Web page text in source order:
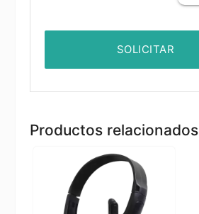
SOLICITAR
Productos relacionados